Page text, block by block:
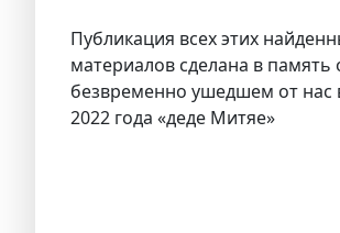
Публикация всех этих
материалов сделана в память
безвременно ушедшем от нас
2022 года «деде Митяе»